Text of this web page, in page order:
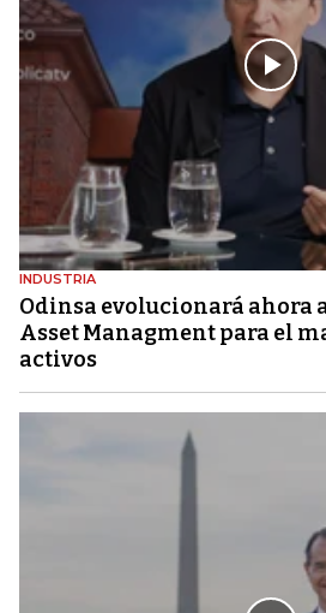
INDUSTRIA
Odinsa evolucionará ahora
Asset Managment para el
activos